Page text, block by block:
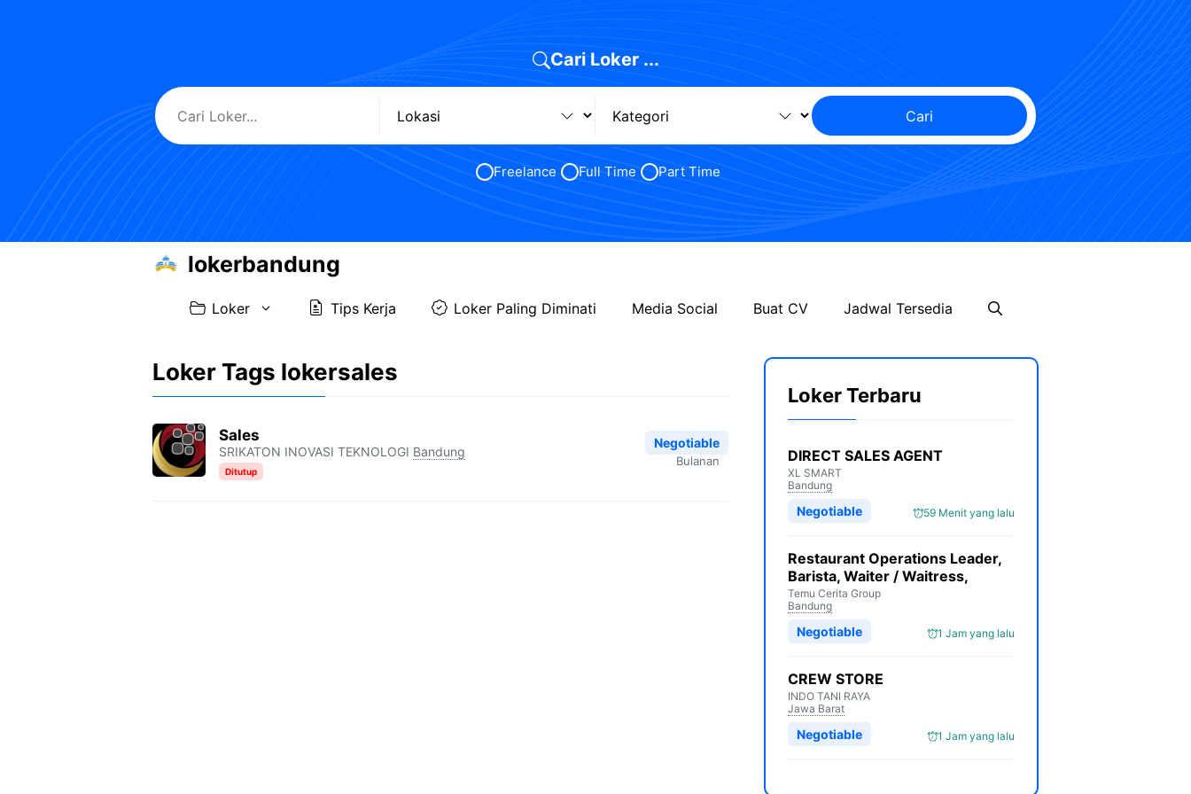
Cari Loker ...
Cari
Freelance Full Time Part Time
lokerbandung
Loker Tips Kerja Loker Paling Diminati Media Social Buat CV Jadwal Tersedia
Loker Tags lokersales
Sales
SRIKATON INOVASI TEKNOLOGI Bandung
Ditutup
Negotiable
Bulanan
Loker Terbaru
DIRECT SALES AGENT
XL SMART
Bandung
59 Menit yang lalu
Negotiable
Restaurant Operations Leader,
Barista, Waiter / Waitress,
Temu Cerita Group
Bandung
1 Jam yang lalu
Negotiable
CREW STORE
INDO TANI RAYA
Jawa Barat
1 Jam yang lalu
Negotiable